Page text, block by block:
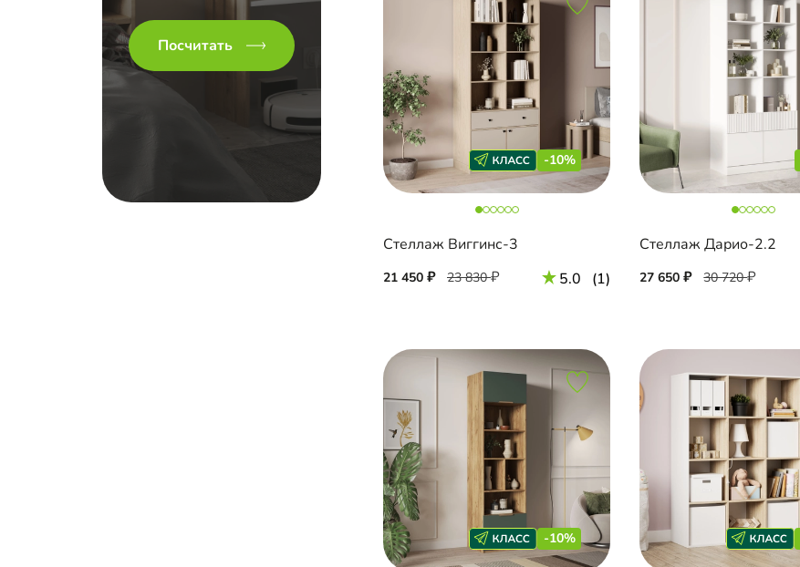
Посчитать
-10%
Стеллаж Виггинс-3
21 450 23 830 5.0 (1)
Стеллаж Дарио-2.2
27 650 30 720
-10%